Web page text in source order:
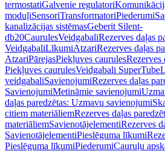
termostatiGalvenie regulatori
moduļiSensoriTransformatoriPiederumi
kanalizācijas sistēmasGeberit Silent-
db20CaurulesVeidgabaliRezerves daļas
VeidgabaliLīkumiAtzariRezerves daļas
AtzariPārejasPiekļuves caurulesRezerves
Piekļuves caurulesVeidgabali SuperTube
veidgabaliSavienojumiRezerves daļas
SavienojumiMetināmie savienojumi
daļas paredzētas: Uzmavu savienojumi
citiem materiāliemRezerves daļas
materiāliemSavienotājelementiRezerves
SavienotājelementiPieslēguma līkumi
Pieslēguma līkumiPiederumiCauruļu